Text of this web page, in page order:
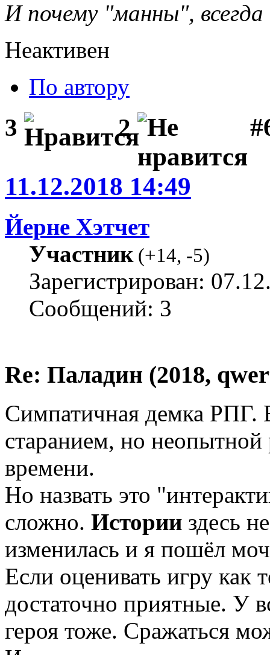
И почему "манны",
Неактивен
По автору
3 2
11.12.2018 14:49
Йерне Хэтчет
Участник(+14, -5)
Зарегистрирован:
Сообщений: 3
Re: Паладин (2018,
Симпатичная демка РПГ.
старанием, но неопытной
времени.
Но назвать это
сложно. Истории здесь
изменилась и я пошёл
Если оценивать игру как
достаточно приятные. У
героя тоже. Сражаться